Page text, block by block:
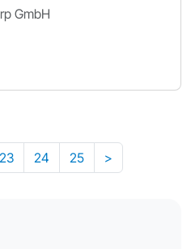
GmbH
23 24 25 >